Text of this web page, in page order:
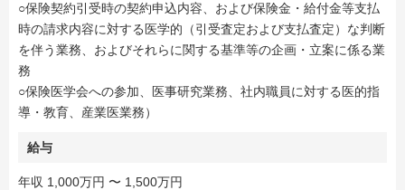
○保険契約引受時の契約申込内容、および保険金・給付金等支払
時の請求内容に対する医学的（引受査定および支払査定）な判断
を伴う業務、およびそれらに関する基準等の企画・立案に係る業
務
○保険医学会への参加、医事研究業務、社内職員に対する医的指
導・教育、産業医業務）
給与
年収 1,000万円 〜 1,500万円